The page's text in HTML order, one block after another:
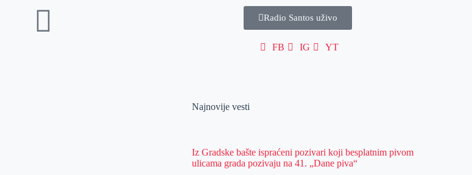
Radio Santos uživo
FB IG YT
Najnovije vesti
Iz Gradske bašte ispraćeni pozivari koji besplatnim pivom
ulicama grada pozivaju na 41. „Dane piva“